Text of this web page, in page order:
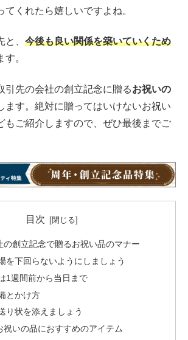
てくれたら嬉しいですよね。
、 今後も良い関係を築いていくため
す。
引先の会社の創立記念に贈るお祝いの
ます。絶対に贈ってはいけないお祝い
もご紹介しますので、ぜひ最後までご
目次
の創立記念で贈るお祝い品のマナー
を下回らないようにしましょう
1週間前から当日まで
とかけ方
り状を添えましょう
祝いの品におすすめのアイテム